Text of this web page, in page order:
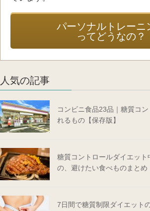
パーソナルトレーニ
ってどうなの？
人気の記事
コンビニ食品23品｜糖質コ
れるもの【保存版】
糖質コントロールダイエット
の、避けたい食べものまとめ
7日間で糖質制限ダイエット